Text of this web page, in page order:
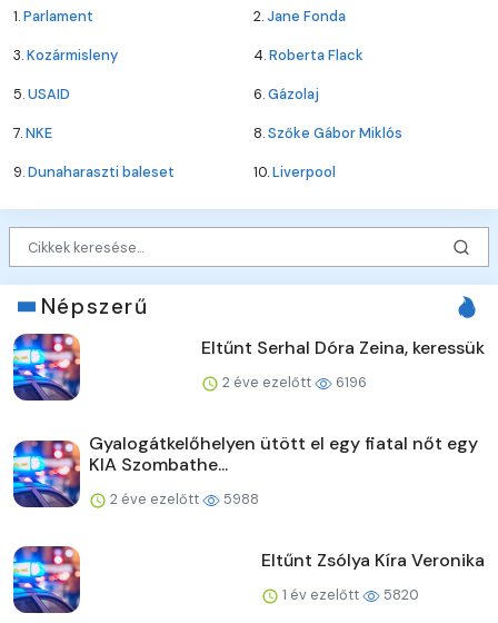
1.Parlament 2.Jane Fonda
3.Kozármisleny 4.Roberta Flack
5.USAID 6.Gázolaj
7.NKE 8.Szőke Gábor Miklós
9.Dunaharaszti baleset 10.Liverpool
Népszerű
Eltűnt Serhal Dóra Zeina, keressük
2 éve ezelőtt 6196
Gyalogátkelőhelyen ütött el egy fiatal nőt egy
KIA Szombathe...
2 éve ezelőtt 5988
Eltűnt Zsólya Kíra Veronika
1 év ezelőtt 5820